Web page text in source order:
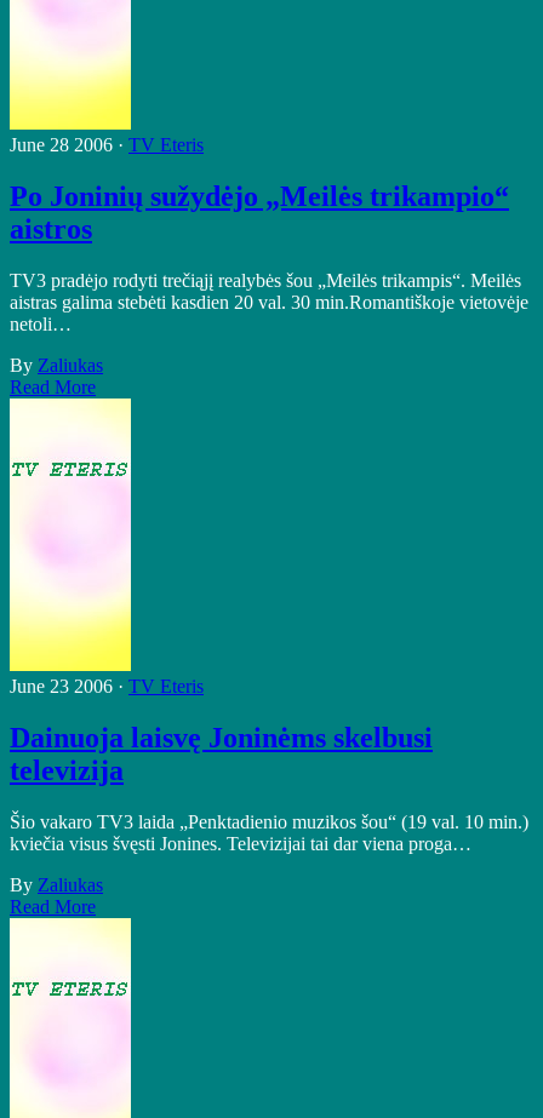
June 28 2006 · TV Eteris
Po Joninių sužydėjo „Meilės trikampio“
aistros
TV3 pradėjo rodyti trečiąjį realybės šou „Meilės trikampis“. Meilės
aistras galima stebėti kasdien 20 val. 30 min.Romantiškoje vietovėje
netoli…
By Zaliukas
Read More
June 23 2006 · TV Eteris
Dainuoja laisvę Joninėms skelbusi
televizija
Šio vakaro TV3 laida „Penktadienio muzikos šou“ (19 val. 10 min.)
kviečia visus švęsti Jonines. Televizijai tai dar viena proga…
By Zaliukas
Read More